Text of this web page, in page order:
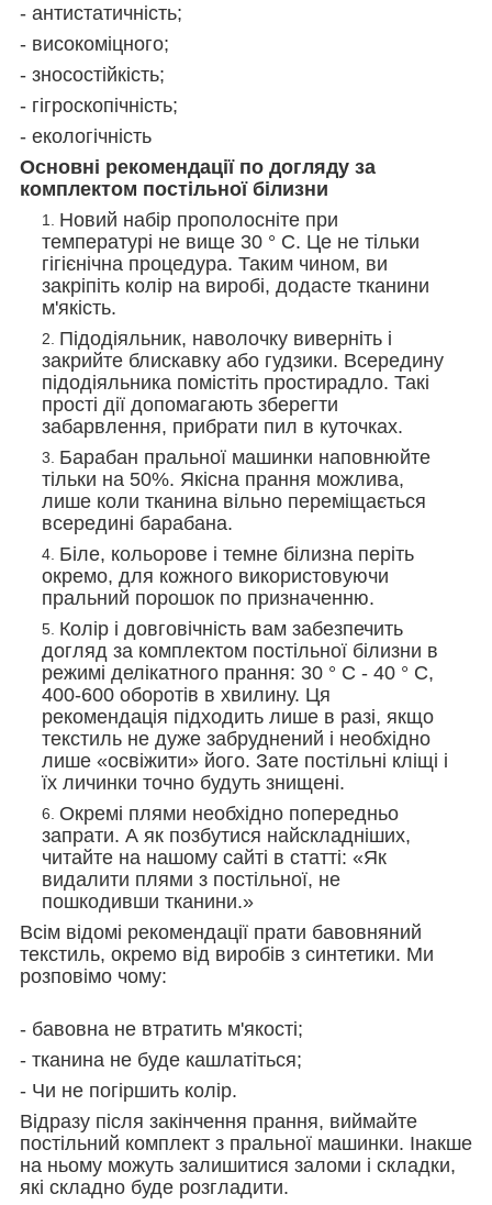
- антистатичність;
- високоміцного;
- зносостійкість;
- гігроскопічність;
- екологічність
Основні рекомендації по догляду за
комплектом постільної білизни
Новий набір прополосніте при
температурі не вище 30 ° С. Це не тільки
гігієнічна процедура. Таким чином, ви
закріпіть колір на виробі, додасте тканини
м'якість.
Підодіяльник, наволочку виверніть і
закрийте блискавку або гудзики. Всередину
підодіяльника помістіть простирадло. Такі
прості дії допомагають зберегти
забарвлення, прибрати пил в куточках.
Барабан пральної машинки наповнюйте
тільки на 50%. Якісна прання можлива,
лише коли тканина вільно переміщається
всередині барабана.
Біле, кольорове і темне білизна періть
окремо, для кожного використовуючи
пральний порошок по призначенню.
Колір і довговічність вам забезпечить
догляд за комплектом постільної білизни в
режимі делікатного прання: 30 ° С - 40 ° С,
400-600 оборотів в хвилину. Ця
рекомендація підходить лише в разі, якщо
текстиль не дуже забруднений і необхідно
лише «освіжити» його. Зате постільні кліщі і
їх личинки точно будуть знищені.
Окремі плями необхідно попередньо
запрати. А як позбутися найскладніших,
читайте на нашому сайті в статті: «Як
видалити плями з постільної, не
пошкодивши тканини.»
Всім відомі рекомендації прати бавовняний
текстиль, окремо від виробів з синтетики. Ми
розповімо чому:
- бавовна не втратить м'якості;
- тканина не буде кашлатіться;
- Чи не погіршить колір.
Відразу після закінчення прання, виймайте
постільний комплект з пральної машинки. Інакше
на ньому можуть залишитися заломи і складки,
які складно буде розгладити.